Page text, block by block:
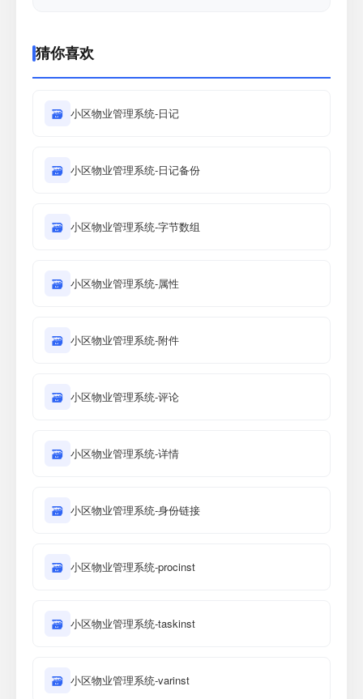
猜你喜欢
🗃 小区物业管理系统-日记
🗃 小区物业管理系统-日记备份
🗃 小区物业管理系统-字节数组
🗃 小区物业管理系统-属性
🗃 小区物业管理系统-附件
🗃 小区物业管理系统-评论
🗃 小区物业管理系统-详情
🗃 小区物业管理系统-身份链接
🗃 小区物业管理系统-procinst
🗃 小区物业管理系统-taskinst
🗃 小区物业管理系统-varinst